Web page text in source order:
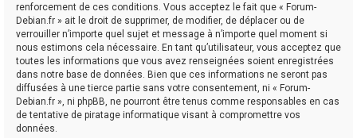
renforcement de ces conditions. Vous acceptez le fait que « Forum-
Debian.fr » ait le droit de supprimer, de modifier, de déplacer ou de
verrouiller n’importe quel sujet et message à n’importe quel moment si
nous estimons cela nécessaire. En tant qu’utilisateur, vous acceptez que
toutes les informations que vous avez renseignées soient enregistrées
dans notre base de données. Bien que ces informations ne seront pas
diffusées à une tierce partie sans votre consentement, ni « Forum-
Debian.fr », ni phpBB, ne pourront être tenus comme responsables en cas
de tentative de piratage informatique visant à compromettre vos
données.